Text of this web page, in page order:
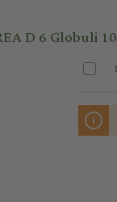
D 6 Globuli